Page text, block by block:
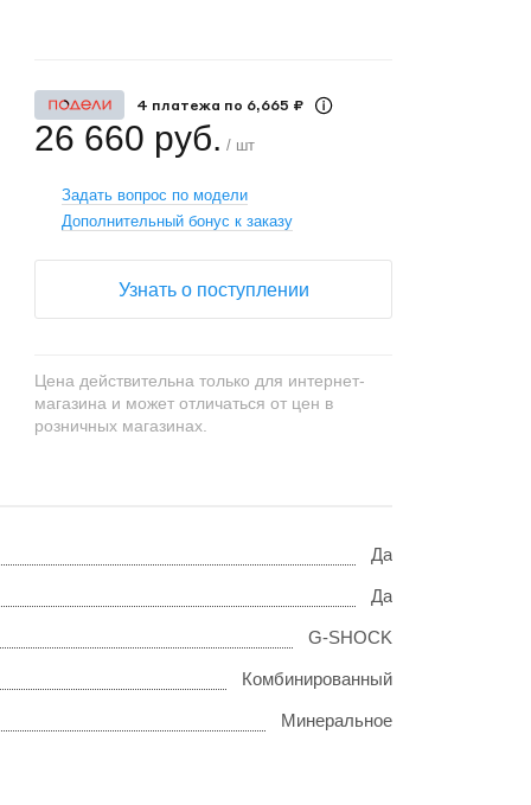
4 платежа по 6,665 ₽
26 660 руб. / шт
Задать вопрос по модели
Дополнительный бонус к заказу
Узнать о поступлении
Цена действительна только для интернет-
магазина и может отличаться от цен в
розничных магазинах.
Да
Да
G-SHOCK
Комбинированный
Минеральное